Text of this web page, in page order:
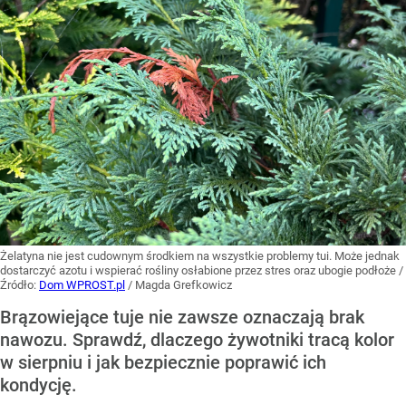
Żelatyna nie jest cudownym środkiem na wszystkie problemy tui. Może jednak
dostarczyć azotu i wspierać rośliny osłabione przez stres oraz ubogie podłoże /
Źródło: Dom WPROST.pl / Magda Grefkowicz
Brązowiejące tuje nie zawsze oznaczają brak
nawozu. Sprawdź, dlaczego żywotniki tracą kolor
w sierpniu i jak bezpiecznie poprawić ich
kondycję.